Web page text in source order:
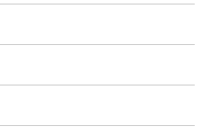
り、JR東日本の京浜東北線が利用で
浜東北線沿いのエリアの最寄り駅と
は近くにさいたま新都心が出来たこ
ンや商業施設が立ち並ぶようになって
子供も多いため、塾講師のアルバイ
駅が存在するさいたま市は、全国学力